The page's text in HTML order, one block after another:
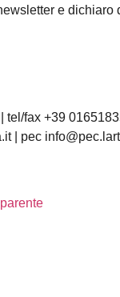
e dichiaro
tel/fax +39
| pec